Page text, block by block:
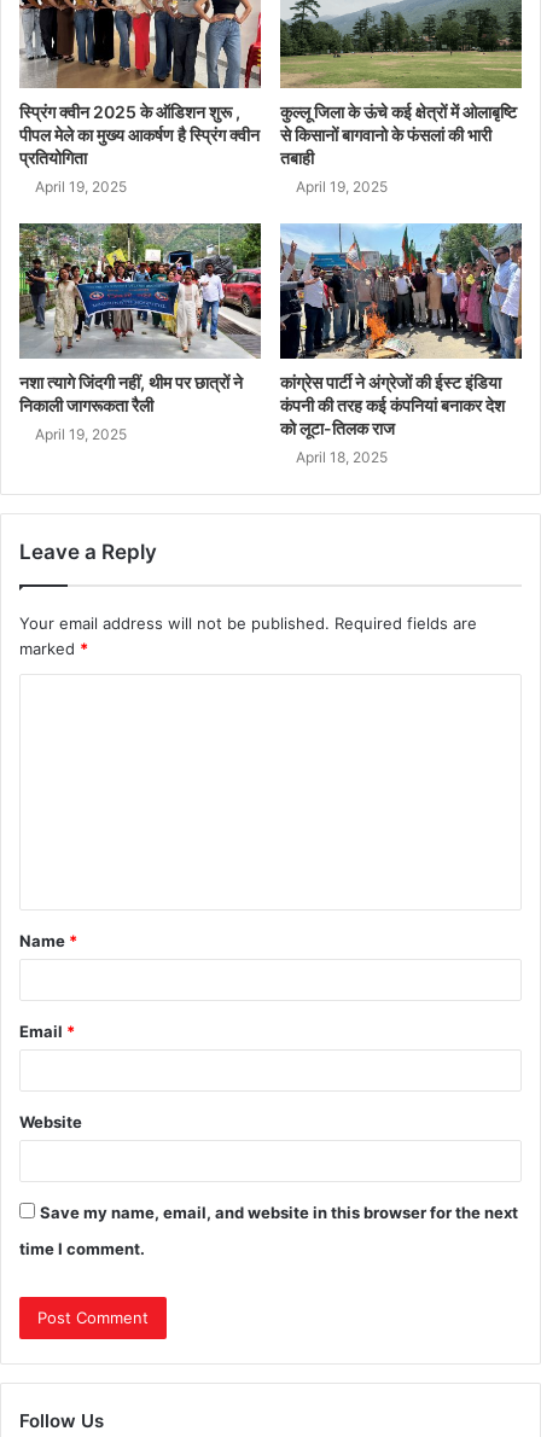
स्प्रिंग क्वीन 2025 के ऑडिशन शुरू ,
पीपल मेले का मुख्य आकर्षण है स्प्रिंग क्वीन
प्रतियोगिता
April 19, 2025
कुल्लू जिला के ऊंचे कई क्षेत्रों में ओलाबृष्टि
से किसानों बागवानो के फंसलां की भारी
तबाही
April 19, 2025
नशा त्यागे जिंदगी नहीं, थीम पर छात्रों ने
निकाली जागरूकता रैली
April 19, 2025
कांग्रेस पार्टी ने अंग्रेजों की ईस्ट इंडिया
कंपनी की तरह कई कंपनियां बनाकर देश
को लूटा-तिलक राज
April 18, 2025
Leave a Reply
Your email address will not be published. Required fields are
marked *
Name *
Email *
Website
Save my name, email, and website in this browser for the next
time I comment.
Follow Us